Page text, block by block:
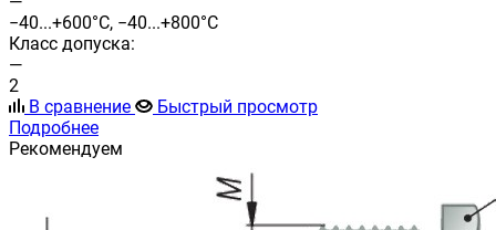
−40...+600°С, −40...+800°С
Класс допуска:
—
2
В сравнение
Быстрый просмотр
Подробнее
Рекомендуем